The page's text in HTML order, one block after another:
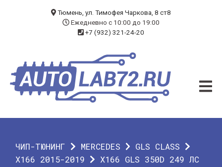
ЧИП-ТЮНИНГ
ДИАГНОСТИКА
О КОМПАНИИ
Тюмень, ул. Тимофея Чаркова, 8 ст8
Ежедневно с 10:00 до 19:00
+7 (932) 321-24-20
ЧИП-ТЮНИНГ MERCEDES
GLS CLASS
X166 2015-2019
X166 GLS 350D 249 ЛС